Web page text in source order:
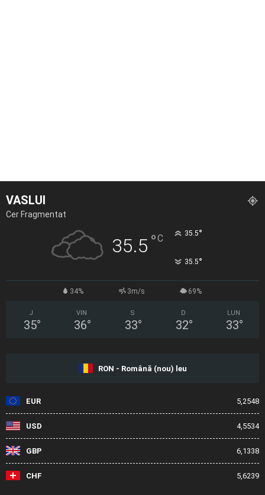
VASLUI
Cer Fragmentat
35.5 °C 35.5°
35.5°
34% 3m/s 69%
J
35°
VIN
36°
S
33°
D
32°
LUN
33°
RON - Română (nou) leu
EUR 5,2548
USD 4,5534
GBP 6,1338
CHF 5,6239